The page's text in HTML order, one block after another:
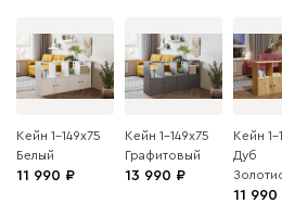
Кейн 1-149x75
Белый
11 990
Кейн 1-149x75
Графитовый
13 990
Кейн 1-
Дуб
11 990